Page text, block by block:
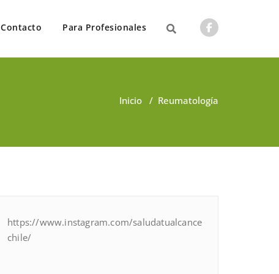
Contacto Para Profesionales
Inicio / Reumatología
https://www.instagram.com/saludatualcance
chile/